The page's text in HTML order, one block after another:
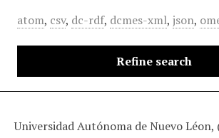
atom, csv, dc-rdf, dcmes-xml, json,
Refine search
Universidad Autónoma de Nuevo Léon,